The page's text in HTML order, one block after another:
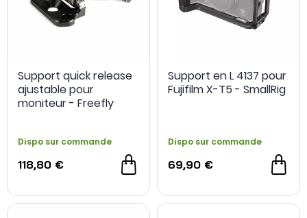
Support quick release
ajustable pour
moniteur - Freefly
Dispo sur commande
118,80 €
Support en L 4137 pour
Fujifilm X-T5 - SmallRig
Dispo sur commande
69,90 €